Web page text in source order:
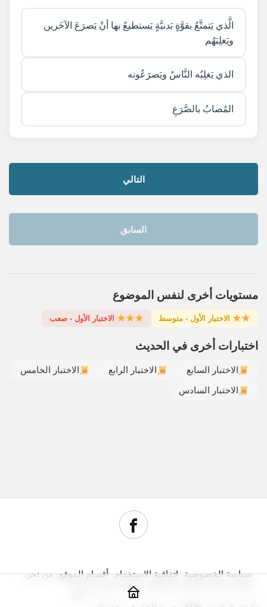
الَّذي يَتمتَّعُ بقوَّةٍ بَدنيَّةٍ يَستطيعُ بها أنْ يَصرَعَ الآخَرين
ويَغلِبَهُم
الذي يَغلِبُه النَّاسُ ويَصرَعُونه
المُصابُ بالصَّرَعِ
السابق
التالي
مستويات أخرى لنفس الموضوع
الاختبار الأول - متوسط الاختبار الأول - صعب
اختبارات أخرى في الحديث
الاختبار السابع الاختبار الرابع
الاختبار الخامس
الاختبار السادس
سياسة الخصوصية اتفاقية الاستخدام أقسام الموقع من نحن
شراء دومين رخيص